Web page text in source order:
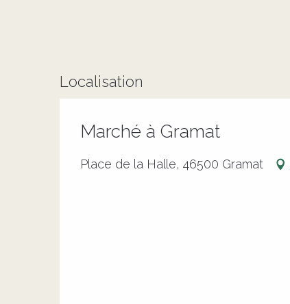
Localisation
Marché à Gramat
Place de la Halle, 46500 Gramat